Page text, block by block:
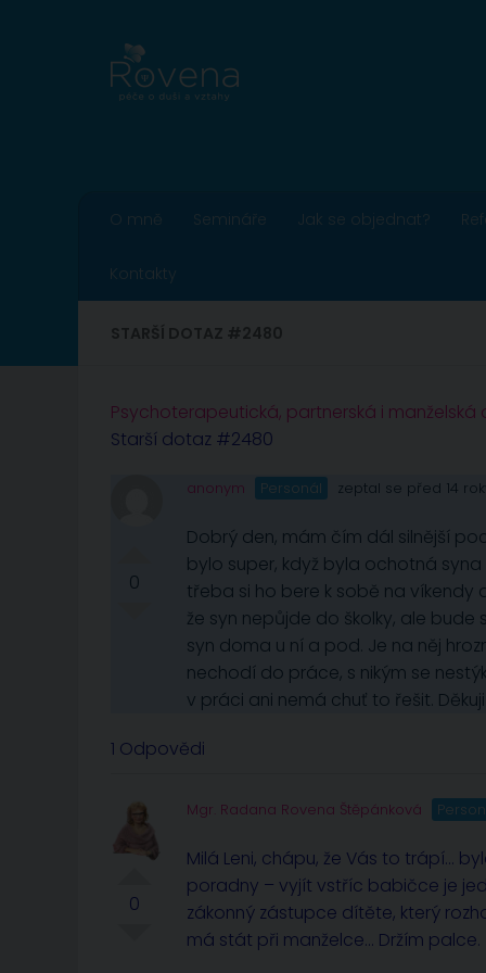
O mně Semináře Jak se objednat?
Kontakty
Psychoterapeutická, partnerská i
Starší dotaz #2480
0
anonym Personál zeptal se před 14
Dobrý den, mám čím dál silnější
bylo super, když byla ochotná
třeba si ho bere k sobě na víkendy
že syn nepůjde do školky, ale
syn doma u ní a pod. Je na něj
nechodí do práce, s nikým se
v práci ani nemá chuť to řešit. Děkuji
1 Odpovědi
0
Mgr. Radana Rovena Štěpánková
Milá Leni, chápu, že Vás to trápí…
poradny – vyjít vstříc babičce je
zákonný zástupce dítěte, který
má stát při manželce… Držím palce.